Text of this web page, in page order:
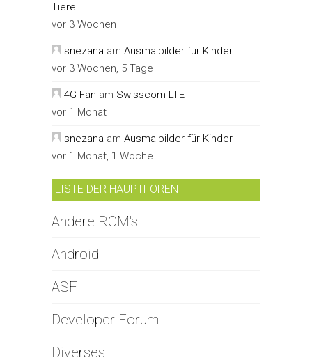
Tiere
vor 3 Wochen
snezana am Ausmalbilder für Kinder
vor 3 Wochen, 5 Tage
4G-Fan am Swisscom LTE
vor 1 Monat
snezana am Ausmalbilder für Kinder
vor 1 Monat, 1 Woche
LISTE DER HAUPTFOREN
Andere ROM's
Android
ASF
Developer Forum
Diverses